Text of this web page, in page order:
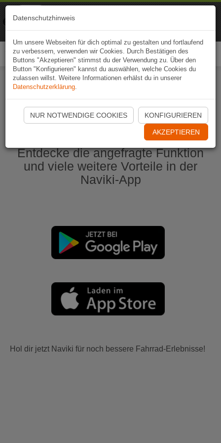
Naviki App jetzt öffnen
Entdecke die angefragte Funktion
und viele weitere Vorteile in der
Naviki-App
Hol dir jetzt Naviki für noch bessere Fahrrad-Erlebnisse!
Datenschutzhinweis
Um unsere Webseiten für dich optimal zu gestalten und fortlaufend
zu verbessern, verwenden wir Cookies. Durch Bestätigen des
Buttons "Akzeptieren" stimmst du der Verwendung zu. Über den
Button "Konfigurieren" kannst du auswählen, welche Cookies du
zulassen willst. Weitere Informationen erhälst du in unserer
Datenschutzerklärung.
NUR NOTWENDIGE COOKIES KONFIGURIEREN
AKZEPTIEREN
Naviki